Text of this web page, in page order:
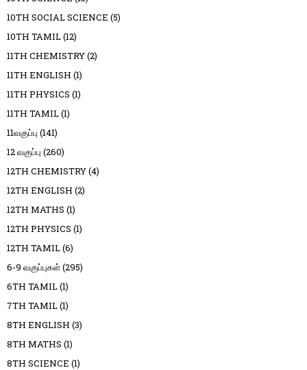
10TH SOCIAL SCIENCE (5)
10TH TAMIL(12)
11TH CHEMISTRY(2)
11TH ENGLISH (1)
11TH PHYSICS (1)
11TH TAMIL(1)
11வகுப்பு (141)
12 வகுப்பு (260)
12TH CHEMISTRY(4)
12TH ENGLISH (2)
12TH MATHS (1)
12TH PHYSICS (1)
12TH TAMIL(6)
6-9 வகுப்புகள்(295)
6TH TAMIL(1)
7TH TAMIL(1)
8TH ENGLISH (3)
8TH MATHS (1)
8TH SCIENCE (1)